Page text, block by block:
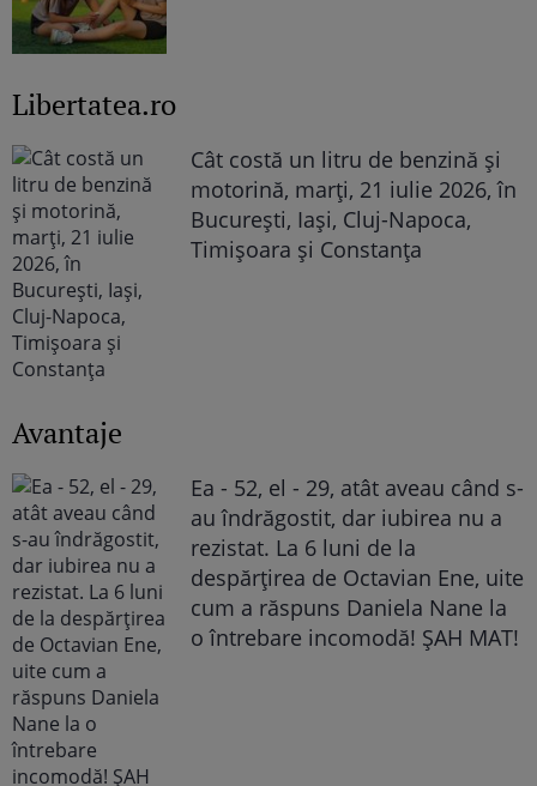
Libertatea.ro
Cât costă un litru de benzină și
motorină, marți, 21 iulie 2026, în
București, Iași, Cluj-Napoca,
Timișoara și Constanța
Avantaje
Ea - 52, el - 29, atât aveau când s-
au îndrăgostit, dar iubirea nu a
rezistat. La 6 luni de la
despărțirea de Octavian Ene, uite
cum a răspuns Daniela Nane la
o întrebare incomodă! ȘAH MAT!